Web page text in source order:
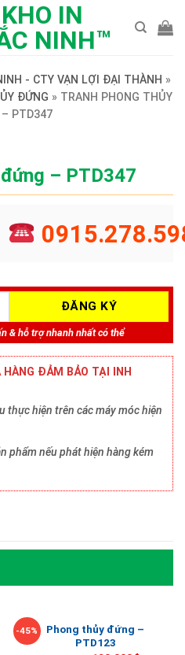
- CTY VẠN LỢI ĐẠI THÀNH »
ĐỨNG » TRANH PHONG THỦY
PTD347
– PTD347
& hỗ trợ nhanh nhất có thể
HÀNG ĐẢM BẢO TẠI INH
thực hiện trên các máy móc hiện
phẩm nếu phát hiện hàng kém
-45%
Phong thủy đứng –
PTD123